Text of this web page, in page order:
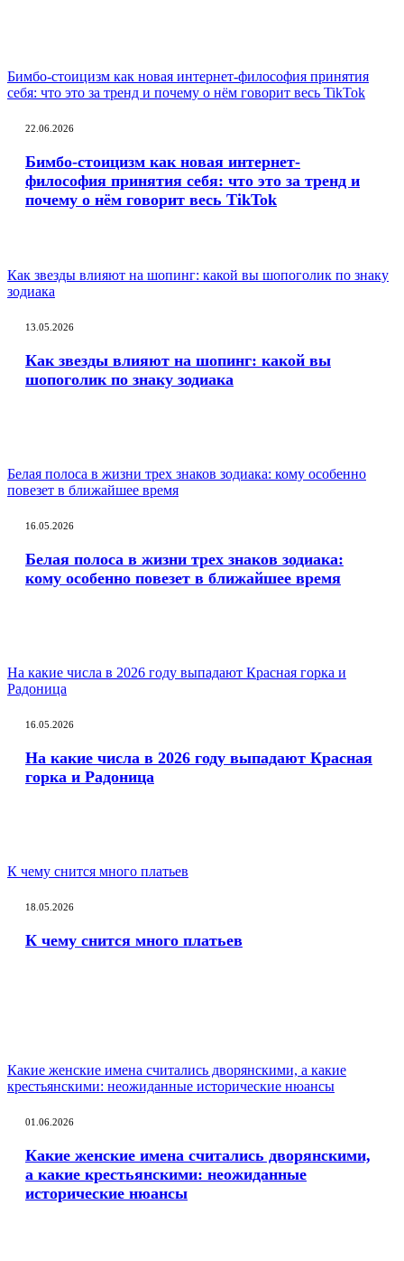
Бимбо-стоицизм как новая интернет-философия принятия
себя: что это за тренд и почему о нём говорит весь TikTok
22.06.2026
Бимбо-стоицизм как новая интернет-
философия принятия себя: что это за тренд и
почему о нём говорит весь TikTok
Как звезды влияют на шопинг: какой вы шопоголик по знаку
зодиака
13.05.2026
Как звезды влияют на шопинг: какой вы
шопоголик по знаку зодиака
Белая полоса в жизни трех знаков зодиака: кому особенно
повезет в ближайшее время
16.05.2026
Белая полоса в жизни трех знаков зодиака:
кому особенно повезет в ближайшее время
На какие числа в 2026 году выпадают Красная горка и
Радоница
16.05.2026
На какие числа в 2026 году выпадают Красная
горка и Радоница
К чему снится много платьев
18.05.2026
К чему снится много платьев
Какие женские имена считались дворянскими, а какие
крестьянскими: неожиданные исторические нюансы
01.06.2026
Какие женские имена считались дворянскими,
а какие крестьянскими: неожиданные
исторические нюансы